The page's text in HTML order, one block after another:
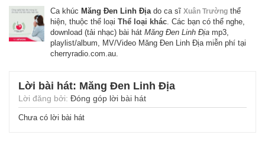
Ca khúc Măng Đen Linh Địado ca sĩ Xuân Trường thể
hiện, thuộc thể loại Thể loại khác. Các bạn có thể nghe,
download (tải nhạc) bài hát Măng Đen Linh Địa mp3,
playlist/album, MV/Video Măng Đen Linh Địa miễn phí tại
cherryradio.com.au.
Lời bài hát: Măng Đen Linh Địa
Lời đăng bởi: Đóng góp lời bài hát
Chưa có lời bài hát